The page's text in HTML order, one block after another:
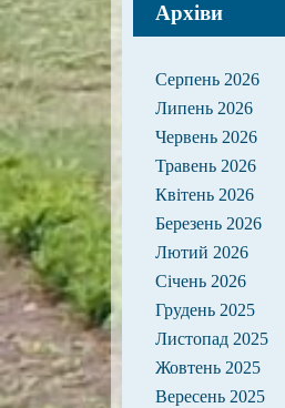
Архіви
Серпень 2026
Липень 2026
Червень 2026
Травень 2026
Квітень 2026
Березень 2026
Лютий 2026
Січень 2026
Грудень 2025
Листопад 2025
Жовтень 2025
Вересень 2025